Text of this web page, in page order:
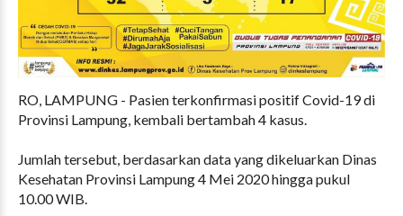
RO, LAMPUNG - Pasien terkonfirmasi positif Covid-19 di
Provinsi Lampung, kembali bertambah 4 kasus.
Jumlah tersebut, berdasarkan data yang dikeluarkan Dinas
Kesehatan Provinsi Lampung 4 Mei 2020 hingga pukul
10.00 WIB.